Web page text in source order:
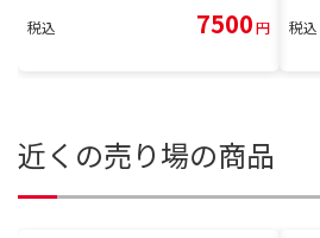
税込 7500円 税込
近くの売り場の商品